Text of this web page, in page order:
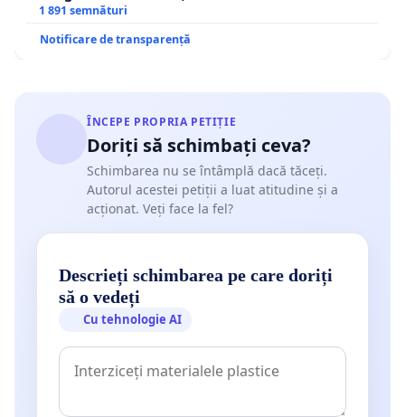
1 891 semnături
Notificare de transparență
ÎNCEPE PROPRIA PETIȚIE
Doriți să schimbați ceva?
Schimbarea nu se întâmplă dacă tăceți.
Autorul acestei petiții a luat atitudine și a
acționat. Veți face la fel?
Descrieți schimbarea pe care doriți
să o vedeți
Cu tehnologie AI